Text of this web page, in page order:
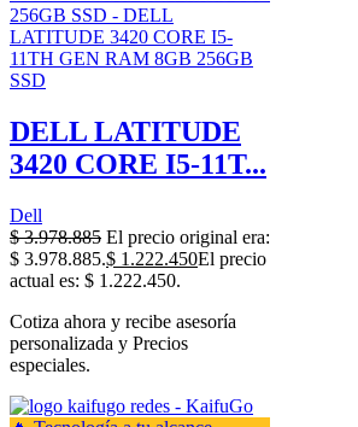
DELL LATITUDE
3420 CORE I5-11T...
Dell
$3.978.885 El precio original era:
$ 3.978.885.$ 1.222.450El precio
actual es: $ 1.222.450.
Cotiza ahora y recibe asesoría
personalizada y Precios
especiales.